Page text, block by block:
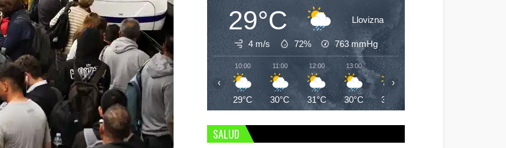
29°C Llovizna
4 m/s 72% 763mmHg
10:00
29°C
11:00
30°C
12:00
31°C
13:00
30°C
14:00
30°C
‹ ›
SALUD